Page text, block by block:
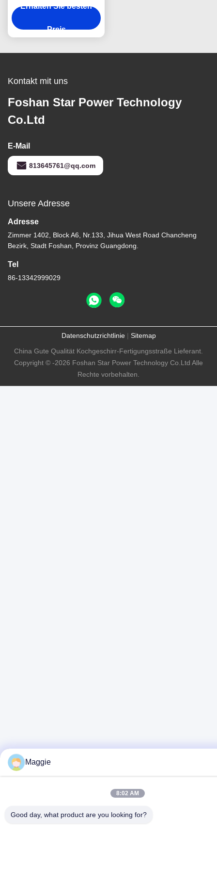
Poliermaschinen-
Multifunktions
Erhalten Sie besten
Preis
Kontakt mit uns
Foshan Star Power Technology
Co.Ltd
E-Mail
813645761@qq.com
Unsere Adresse
Adresse
Zimmer 1402, Block A6, Nr.133, Jihua West Road Chancheng
Bezirk, Stadt Foshan, Provinz Guangdong.
Tel
86-13342999029
Datenschutzrichtlinie| Sitemap
China Gute Qualität Kochgeschirr-Fertigungsstraße Lieferant.
Copyright © -2026 Foshan Star Power Technology Co.Ltd Alle
Rechte vorbehalten.
Maggie
8:02 AM
Good day, what product are you looking for?